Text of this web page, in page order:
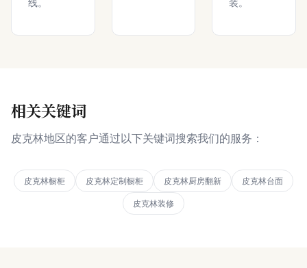
线。
装。
相关关键词
皮克林地区的客户通过以下关键词搜索我们的服务：
皮克林橱柜 皮克林定制橱柜 皮克林厨房翻新 皮克林台面
皮克林装修